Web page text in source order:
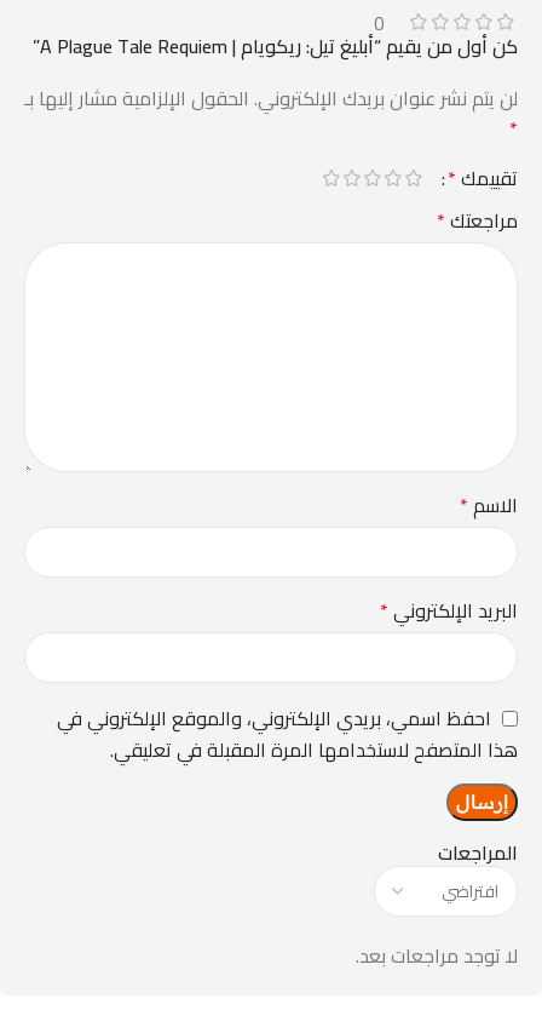
0
المراجعات
لا توجد مراجعات بعد.
كن أول من يقيم “أبليغ تيل: ريكويام | A Plague Tale Requiem”
لن يتم نشر عنوان بريدك الإلكتروني. الحقول الإلزامية مشار إليها بـ
*
تقييمك*
مراجعتك*
الاسم*
البريد الإلكتروني*
احفظ اسمي، بريدي الإلكتروني، والموقع الإلكتروني في
هذا المتصفح لاستخدامها المرة المقبلة في تعليقي.